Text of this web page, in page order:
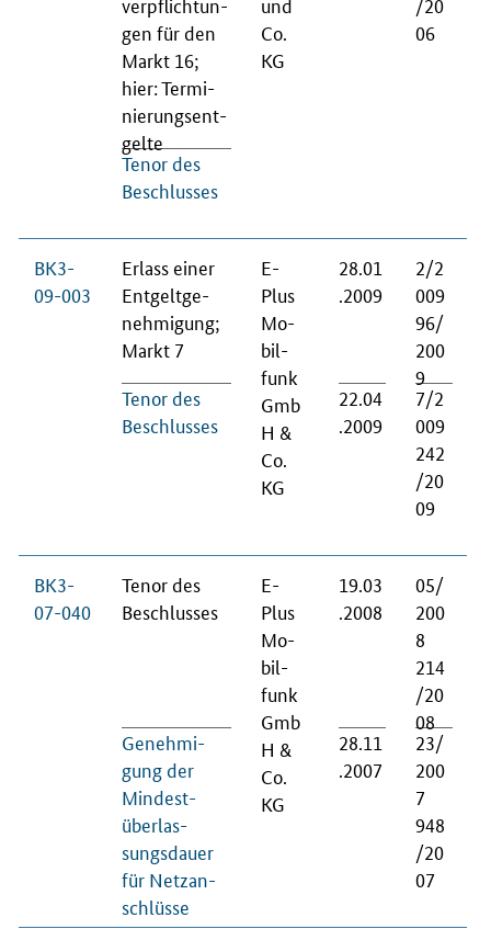
gen für den
Markt 16;
hier: Ter­mi­
nie­rungs­ent­
gel­te
Te­nor des
Be­schlus­ses
Co.
KG
06
BK3-
09-003
Er­lass ei­ner
Ent­gelt­ge­
neh­mi­gung;
Markt 7
Te­nor des
Be­schlus­ses
E-
Plus
Mo­
bil­
funk
Gmb
H &
Co.
KG
28.01
.2009
22.04
.2009
2/2
009
96/
200
9
7/2
009
242
/20
09
BK3-
07-040
Te­nor des
Be­schlus­ses
Ge­neh­mi­
gung der
Min­de­st­
über­las­
sungs­dau­er
für Netz­an­
schlüs­se
E-
Plus
Mo­
bil­
funk
Gmb
H &
Co.
KG
19.03
.2008
28.11
.2007
05/
200
8
214
/20
08
23/
200
7
948
/20
07